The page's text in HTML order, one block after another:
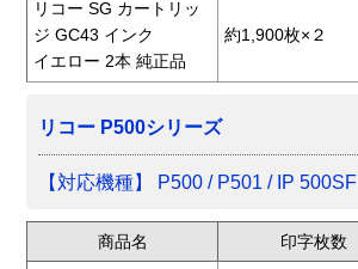
リコー SG カートリッ
ジ GC43 インク
イエロー 2本 純正品
約1,900枚×２
リコー P500シリーズ
【対応機種】 P500 / P501 / IP 500SF
商品名 印字枚数